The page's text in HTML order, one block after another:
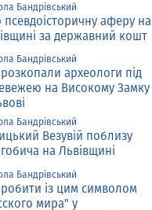
Бандрівський
псевдоісторичну аферу на
за державний кошт
Бандрівський
археологи під
на Високому Замку
Бандрівський
Везувій поблизу
на Львівщині
Бандрівський
із цим символом
мира" у